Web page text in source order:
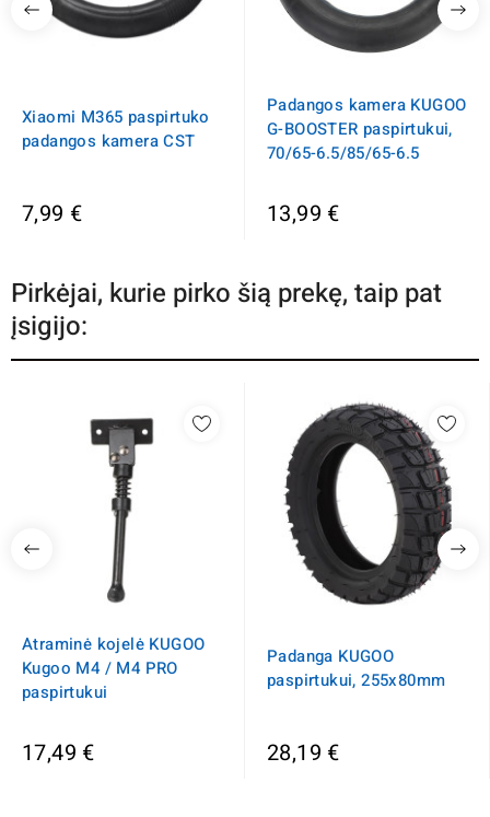
Xiaomi M365 paspirtuko
padangos kamera CST
7,99 €
Padangos kamera KUGOO
G-BOOSTER paspirtukui,
70/65-6.5/85/65-6.5
13,99 €
Pirkėjai, kurie pirko šią prekę, taip pat
įsigijo:
Atraminė kojelė KUGOO
Kugoo M4 / M4 PRO
paspirtukui
17,49 €
Padanga KUGOO
paspirtukui, 255x80mm
28,19 €